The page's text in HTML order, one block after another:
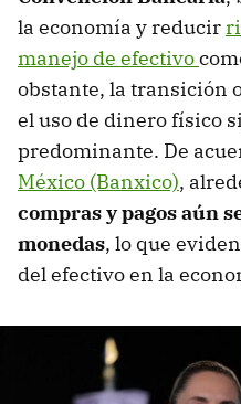
la economía y reducir
manejo de efectivo
obstante, la transición
el uso de dinero físico
predominante. De
México (Banxico),
compras y pagos aún
monedas, lo que
del efectivo en la